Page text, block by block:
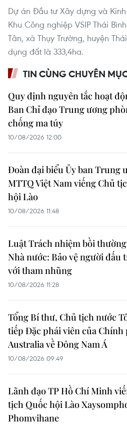
Dự án Đầu tư Xây dựng và
Khu Công nghiệp VSIP Thái
Tân, xã Thụy Trường, huyện
dụng đất là 333,4ha.
TIN CÙNG CHUYÊN
Quy định nguyên tắc hoạt
Ban Chỉ đạo Trung ương
chống ma túy
10/08/2026 12:00
Đoàn đại biểu Ủy ban Trung
MTTQ Việt Nam viếng Chủ
hội Lào
10/08/2026 11:48
Luật Trách nhiệm bồi
Nhà nước: Bảo vệ người đấu
với tham nhũng
10/08/2026 11:28
Tổng Bí thư, Chủ tịch nước
tiếp Đặc phái viên của Chính
Australia về Đông Nam Á
10/08/2026 09:49
Lãnh đạo TP Hồ Chí Minh
tịch Quốc hội Lào
Phomvihane